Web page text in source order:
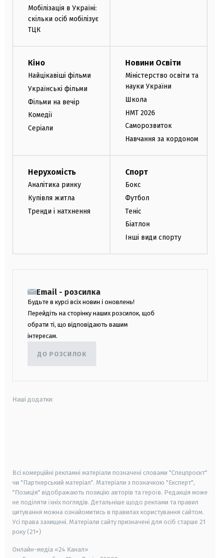
Мобілізація в Україні:
скільки осіб мобілізує
ТЦК
Кіно
Найцікавіші фільми
Українські фільми
Фільми на вечір
Комедії
Серіали
Новини Освіти
Міністерство освіти та
науки України
Школа
НМТ 2026
Саморозвиток
Навчання за кордоном
Нерухомість
Аналітика ринку
Купівля житла
Тренди і натхнення
Спорт
Бокс
Футбол
Теніс
Біатлон
Інші види спорту
Email - розсилка
Будьте в курсі всіх новин і оновлень!
Перейдіть на сторінку наших розсилок, щоб
обрати ті, що відповідають вашим
інтересам.
ДО РОЗСИЛОК
Наші додатки:
Всі комерційні рекламні матеріали позначені словами "Спецпроєкт"
чи "Партнерський матеріал". Матеріали з позначкою "Експерт",
"Позиція" відображають позицію авторів та героїв. Редакція може
не поділяти їхніх поглядів. Детальніше щодо реклами та правил
цитування можна ознайомитись в правилах користування сайтом.
Усі права захищені. Матеріали сайту призначені для осіб старше 21
року (21+)
Онлайн-медіа «24 Канал»